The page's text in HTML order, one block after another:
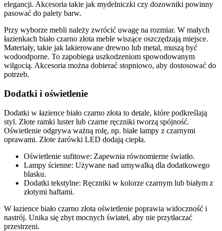
elegancji. Akcesoria takie jak mydelniczki czy dozowniki powinny
pasować do palety barw.
Przy wyborze mebli należy zwrócić uwagę na rozmiar. W małych
łazienkach biało czarno złota meble wiszące oszczędzają miejsce.
Materiały, takie jak lakierowane drewno lub metal, muszą być
wodoodporne. To zapobiega uszkodzeniom spowodowanym
wilgocią. Akcesoria można dobierać stopniowo, aby dostosować do
potrzeb.
Dodatki i oświetlenie
Dodatki w łazience biało czarno złota to detale, które podkreślają
styl. Złote ramki luster lub czarne ręczniki tworzą spójność.
Oświetlenie odgrywa ważną rolę, np. białe lampy z czarnymi
oprawami. Złote żarówki LED dodają ciepła.
Oświetlenie sufitowe: Zapewnia równomierne światło.
Lampy ścienne: Używane nad umywalką dla dodatkowego
blasku.
Dodatki tekstylne: Ręczniki w kolorze czarnym lub białym z
złotymi haftami.
W łazience biało czarno złota oświetlenie poprawia widoczność i
nastrój. Unika się zbyt mocnych świateł, aby nie przytłaczać
przestrzeni.